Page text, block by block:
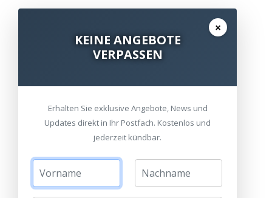
×
KEINE ANGEBOTE
VERPASSEN
Erhalten Sie exklusive Angebote, News und
Updates direkt in Ihr Postfach. Kostenlos und
jederzeit kündbar.